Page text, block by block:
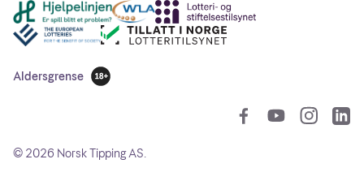
Andre lenker
Aldersgrense
18 år
© 2026 Norsk Tipping AS.